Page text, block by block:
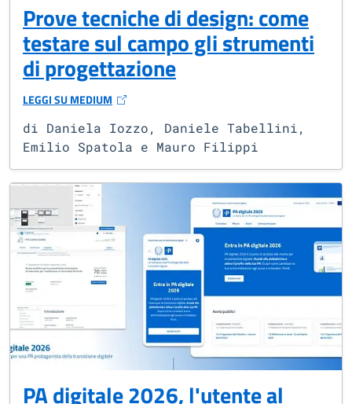
Prove tecniche di design: come
testare sul campo gli strumenti
di progettazione
LEGGI SU MEDIUM
(SI APRE IN UNA NUOVA FINESTRA)
di Daniela Iozzo, Daniele Tabellini,
Emilio Spatola e Mauro Filippi
PA digitale 2026, l'utente al